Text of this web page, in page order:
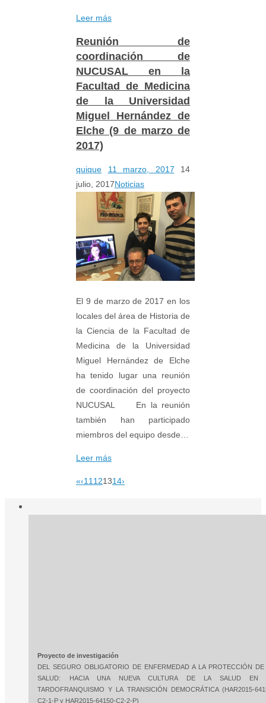
Leer más
Reunión de
coordinación de
NUCUSAL en la
Facultad de Medicina
de la Universidad
Miguel Hernández de
Elche (9 de marzo de
2017)
quique 11 marzo, 2017
14
julio, 2017Noticias
El 9 de marzo de 2017 en los
locales del área de Historia de
la Ciencia de la Facultad de
Medicina de la Universidad
Miguel Hernández de Elche
ha tenido lugar una reunión
de coordinación del proyecto
NUCUSAL En la reunión
también han participado
miembros del equipo desde…
Leer más
«‹11 121314›
Proyecto de investigación
DEL SEGURO OBLIGATORIO DE ENFERMEDAD A LA PROTECCIÓN DE
SALUD: HACIA UNA NUEVA CULTURA DE LA SALUD EN
TARDOFRANQUISMO Y LA TRANSICIÓN DEMOCRÁTICA (HAR2015-
C2-1-P y HAR2015-64150-C2-2-P)